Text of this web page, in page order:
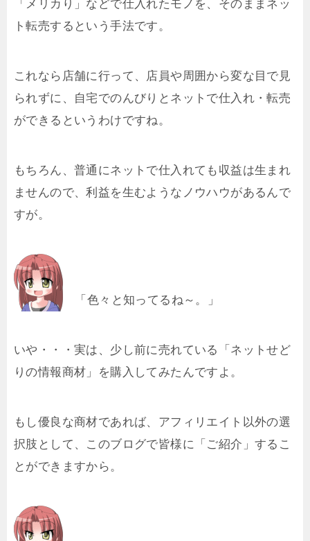
「メリカり」などで仕入れたモノを、そのままネッ
ト転売するという手法です。
これなら店舗に行って、店員や周囲から変な目で見
られずに、自宅でのんびりとネットで仕入れ・転売
ができるというわけですね。
もちろん、普通にネットで仕入れても収益は生まれ
ませんので、利益を生むようなノウハウがあるんで
すが。
「色々と知ってるね～。」
いや・・・実は、少し前に売れている「ネットせど
りの情報商材」を購入してみたんですよ。
もし優良な商材であれば、アフィリエイト以外の選
択肢として、このブログで皆様に「ご紹介」するこ
とができますから。